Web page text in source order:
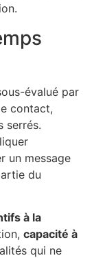
évalué par
contact,
serrés.
un message
du
à la
capacité à
qui ne